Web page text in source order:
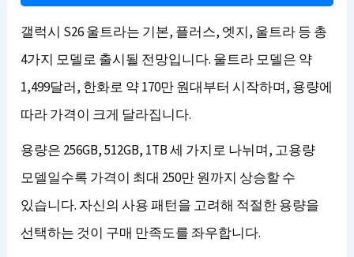
갤럭시 S26 울트라는 기본, 플러스, 엣지, 울트라 등 총
4가지 모델로 출시될 전망입니다. 울트라 모델은 약
1,499달러, 한화로 약 170만 원대부터 시작하며, 용량에
따라 가격이 크게 달라집니다.
용량은 256GB, 512GB, 1TB 세 가지로 나뉘며, 고용량
모델일수록 가격이 최대 250만 원까지 상승할 수
있습니다. 자신의 사용 패턴을 고려해 적절한 용량을
선택하는 것이 구매 만족도를 좌우합니다.